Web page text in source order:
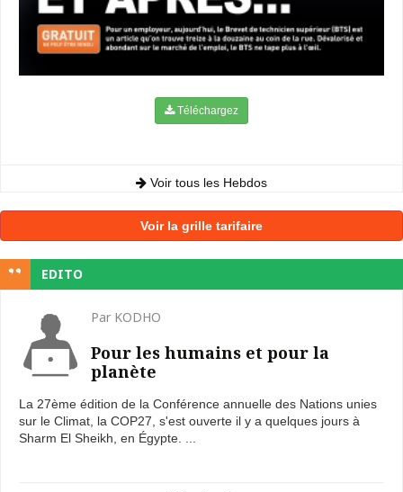
Téléchargez
Voir tous les Hebdos
Voir la grille tarifaire
EDITO
Par KODHO
Pour les humains et pour la
planète
La 27ème édition de la Conférence annuelle des Nations unies
sur le Climat, la COP27, s'est ouverte il y a quelques jours à
Sharm El Sheikh, en Égypte. ...